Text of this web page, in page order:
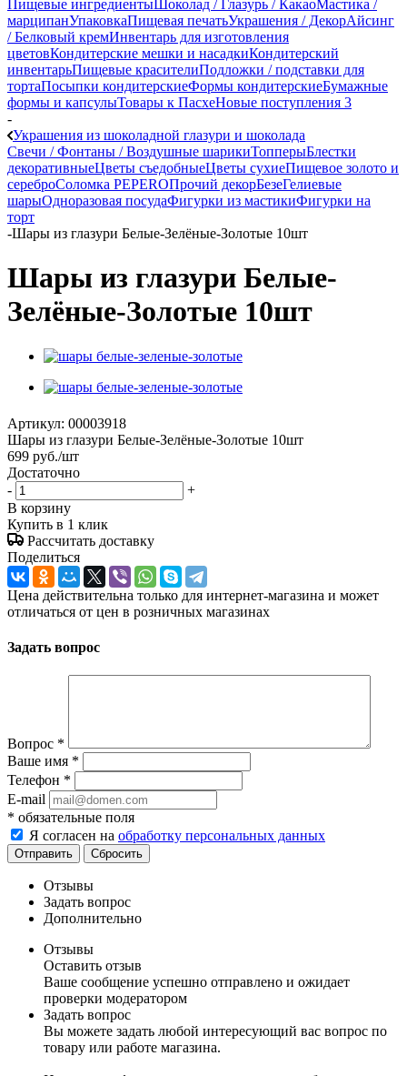
Пищевые ингредиенты Шоколад / Глазурь / КакаоМастика /
марципанУпаковкаПищевая печатьУкрашения / ДекорАйсинг
/ Белковый кремИнвентарь для изготовления
цветовКондитерские мешки и насадкиКондитерский
инвентарьПищевые красителиПодложки / подставки для
тортаПосыпки кондитерскиеФормы кондитерскиеБумажные
формы и капсулыТовары к ПасхеНовые поступления 3
-
Украшения из шоколадной глазури и шоколада
Свечи / Фонтаны / Воздушные шарикиТопперыБлестки
декоративныеЦветы съедобныеЦветы сухиеПищевое золото и
сереброСоломка PEPEROПрочий декорБезеГелиевые
шарыОдноразовая посудаФигурки из мастикиФигурки на
торт
-Шары из глазури Белые-Зелёные-Золотые 10шт
Шары из глазури Белые-
Зелёные-Золотые 10шт
Артикул: 00003918
Шары из глазури Белые-Зелёные-Золотые 10шт
699 руб./шт
Достаточно
-
+
В корзину
Купить в 1 клик
Рассчитать доставку
Поделиться
Цена действительна только для интернет-магазина и может
отличаться от цен в розничных магазинах
Задать вопрос
Вопрос *
Ваше имя *
Телефон *
E-mail
* обязательные поля
Я согласен на обработку персональных данных
Отправить Сбросить
Отзывы
Задать вопрос
Дополнительно
Отзывы
Оставить отзыв
Ваше сообщение успешно отправлено и ожидает
проверки модератором
Задать вопрос
Вы можете задать любой интересующий вас вопрос по
товару или работе магазина.